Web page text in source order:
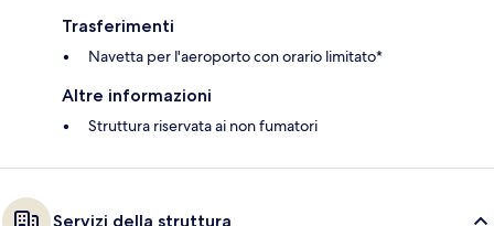
Trasferimenti
Navetta per l'aeroporto con orario limitato*
Altre informazioni
Struttura riservata ai non fumatori
Servizi della struttura